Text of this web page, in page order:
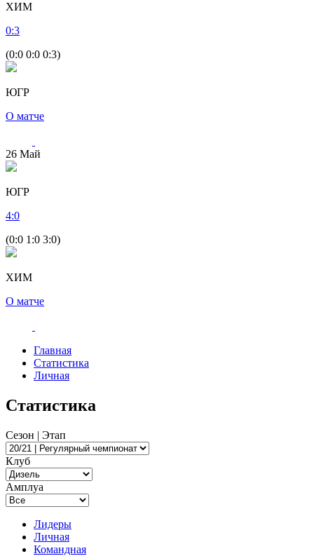
ХИМ
0:3
(0:0 0:0 0:3)
ЮГР
О матче
26 Май
ЮГР
4:0
(0:0 1:0 3:0)
ХИМ
О матче
Главная
Статистика
Личная
Статистика
Сезон | Этап
Клуб
Амплуа
Лидеры
Личная
Командная